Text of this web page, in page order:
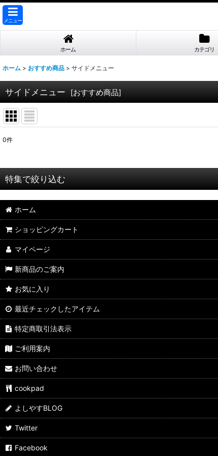
メニュー
ホーム カテゴリ
ホーム > おすすめ商品 > サイドメニュー
サイドメニュー [おすすめ商品]
並び順 :
0件
特集で絞り込む
【業務用 お取引先様専用】
よしやす歳末市
すきやきしゃぶしゃぶ
カレーパン
ぶたまん
スパイス・ふりかけ
飲料
サイドメニュー
よしやすフェス
ホーム
ショッピングカート
マイページ
新商品のご案内
お気に入り
最近チェックしたアイテム
特定商取引法表示
ご利用案内
お問い合わせ
cookpad
よしやすBLOG
Twitter
Facebook